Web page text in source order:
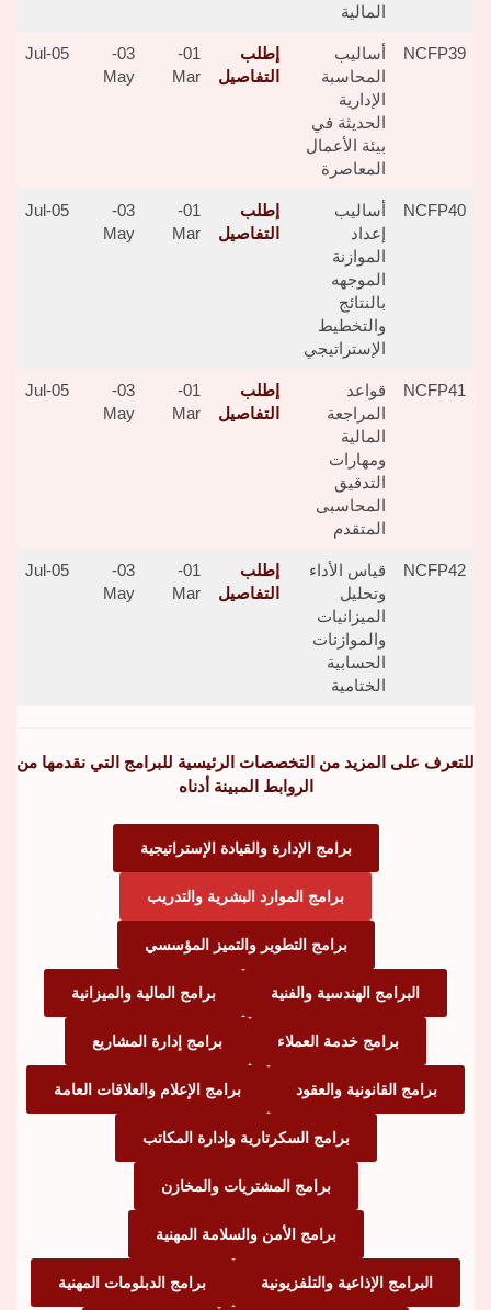
المالية
NCFP39
أساليب
المحاسبة
الإدارية
الحديثة في
بيئة الأعمال
المعاصرة
إطلب
التفاصيل
01-
Mar
03-
May
05-Jul
NCFP40
أساليب
إعداد
الموازنة
الموجهه
بالنتائج
والتخطيط
الإستراتيجي
إطلب
التفاصيل
01-
Mar
03-
May
05-Jul
NCFP41
قواعد
المراجعة
المالية
ومهارات
التدقيق
المحاسبى
المتقدم
إطلب
التفاصيل
01-
Mar
03-
May
05-Jul
NCFP42
قياس الأداء
وتحليل
الميزانيات
والموازنات
الحسابية
الختامية
إطلب
التفاصيل
01-
Mar
03-
May
05-Jul
للتعرف على المزيد من التخصصات الرئيسية للبرامج التي نقدمها من
الروابط المبينة أدناه
برامج الإدارة والقيادة الإستراتيجية
برامج الموارد البشرية والتدريب
برامج التطوير والتميز المؤسسي
البرامج الهندسية والفنية برامج المالية والميزانية
برامج خدمة العملاء برامج إدارة المشاريع
برامج القانونية والعقود برامج الإعلام والعلاقات العامة
برامج السكرتارية وإدارة المكاتب
برامج المشتريات والمخازن
برامج الأمن والسلامة المهنية
البرامج الإذاعية والتلفزيونية برامج الدبلومات المهنية